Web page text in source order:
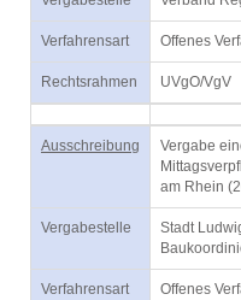
Verfahrensart Offenes
Rechtsrahmen UVgO/VgV
Ausschreibung
Vergabe
am Rhein
Vergabestelle
Stadt
Verfahrensart Offenes